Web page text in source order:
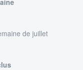
de juillet